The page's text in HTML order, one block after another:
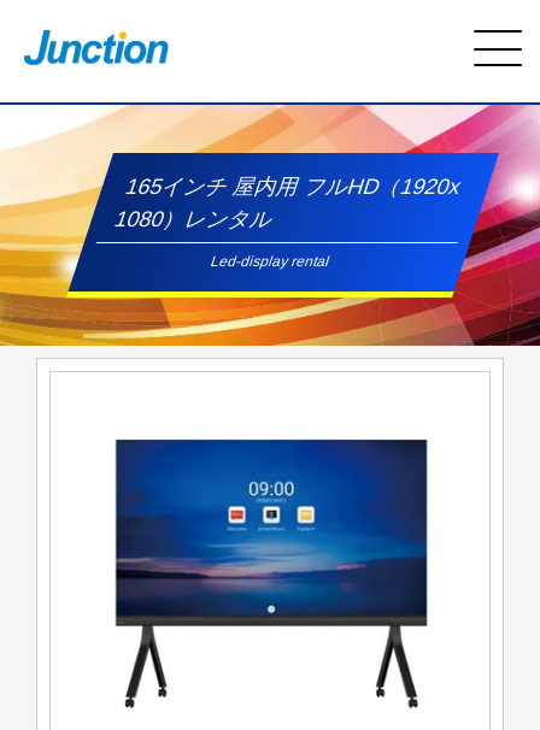
165インチ 屋内用 フルHD（1920x
1080）レンタル
Led-display rental